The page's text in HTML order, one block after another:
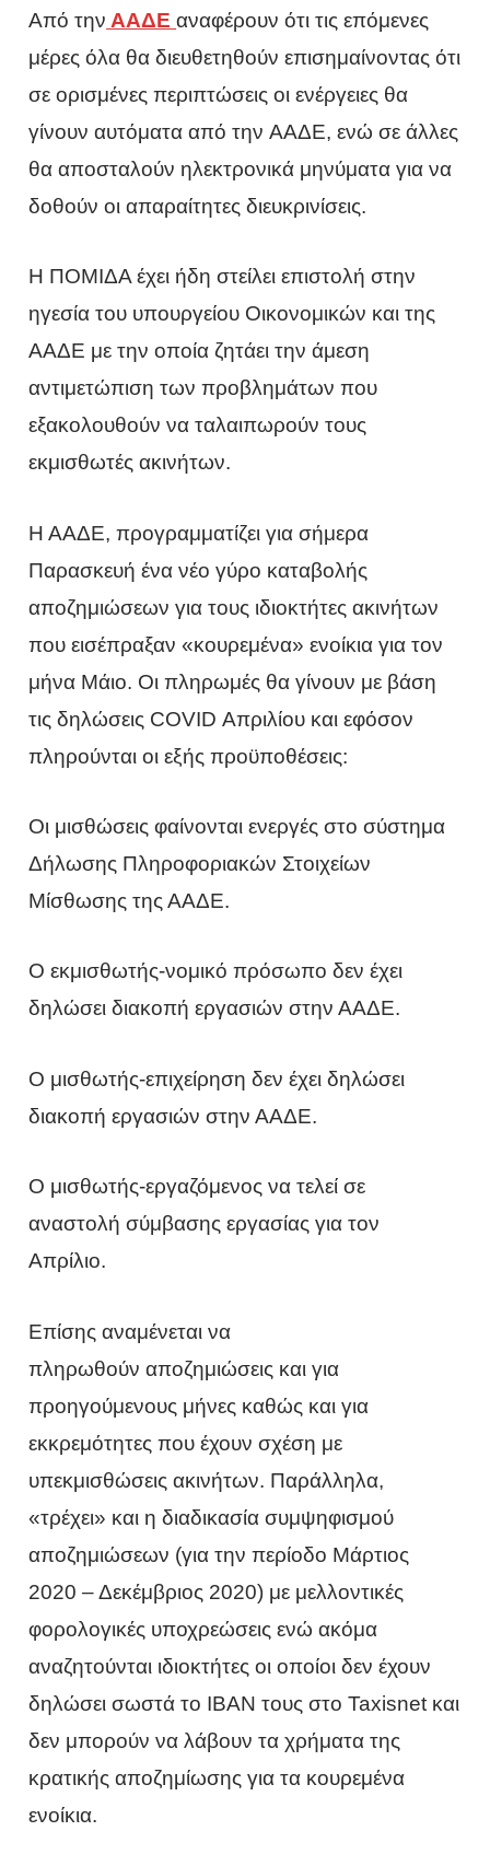
Από την ΑΑΔΕ αναφέρουν ότι τις επόμενες
μέρες όλα θα διευθετηθούν επισημαίνοντας ότι
σε ορισμένες περιπτώσεις οι ενέργειες θα
γίνουν αυτόματα από την ΑΑΔΕ, ενώ σε άλλες
θα αποσταλούν ηλεκτρονικά μηνύματα για να
δοθούν οι απαραίτητες διευκρινίσεις.
Η ΠΟΜΙΔΑ έχει ήδη στείλει επιστολή στην
ηγεσία του υπουργείου Οικονομικών και της
ΑΑΔΕ με την οποία ζητάει την άμεση
αντιμετώπιση των προβλημάτων που
εξακολουθούν να ταλαιπωρούν τους
εκμισθωτές ακινήτων.
Η ΑΑΔΕ, προγραμματίζει για σήμερα
Παρασκευή ένα νέο γύρο καταβολής
αποζημιώσεων για τους ιδιοκτήτες ακινήτων
που εισέπραξαν «κουρεμένα» ενοίκια για τον
μήνα Μάιο. Οι πληρωμές θα γίνουν με βάση
τις δηλώσεις COVID Απριλίου και εφόσον
πληρούνται οι εξής προϋποθέσεις:
Οι μισθώσεις φαίνονται ενεργές στο σύστημα
Δήλωσης Πληροφοριακών Στοιχείων
Μίσθωσης της ΑΑΔΕ.
Ο εκμισθωτής-νομικό πρόσωπο δεν έχει
δηλώσει διακοπή εργασιών στην ΑΑΔΕ.
Ο μισθωτής-επιχείρηση δεν έχει δηλώσει
διακοπή εργασιών στην ΑΑΔΕ.
Ο μισθωτής-εργαζόμενος να τελεί σε
αναστολή σύμβασης εργασίας για τον
Απρίλιο.
Επίσης αναμένεται να
πληρωθούν αποζημιώσεις και για
προηγούμενους μήνες καθώς και για
εκκρεμότητες που έχουν σχέση με
υπεκμισθώσεις ακινήτων. Παράλληλα,
«τρέχει» και η διαδικασία συμψηφισμού
αποζημιώσεων (για την περίοδο Μάρτιος
2020 – Δεκέμβριος 2020) με μελλοντικές
φορολογικές υποχρεώσεις ενώ ακόμα
αναζητούνται ιδιοκτήτες οι οποίοι δεν έχουν
δηλώσει σωστά το IBAN τους στο Taxisnet και
δεν μπορούν να λάβουν τα χρήματα της
κρατικής αποζημίωσης για τα κουρεμένα
ενοίκια.